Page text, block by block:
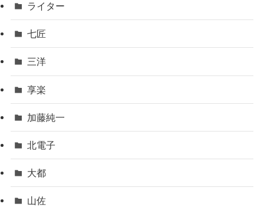
ライター
七匠
三洋
享楽
加藤純一
北電子
大都
山佐